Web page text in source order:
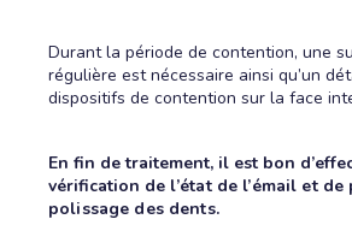
Durant la période de contention, une
régulière est nécessaire ainsi qu’un
dispositifs de contention sur la face
En fin de traitement, il est bon
vérification de l’état de l’émail et
polissage des dents.